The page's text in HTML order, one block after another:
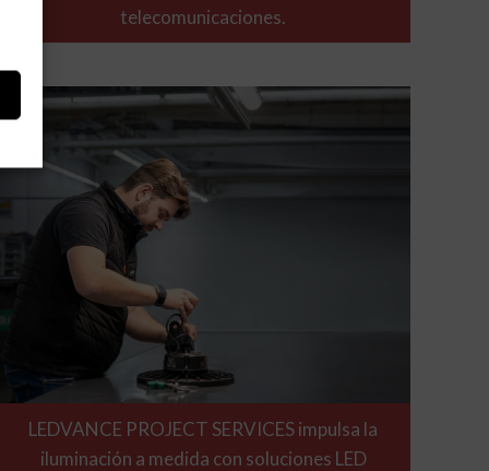
telecomunicaciones.
LEDVANCE PROJECT SERVICES impulsa la
iluminación a medida con soluciones LED